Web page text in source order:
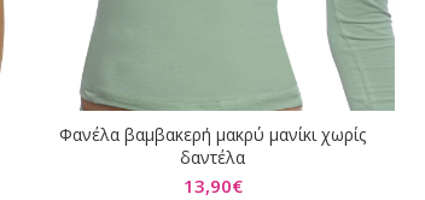
ΕΠΙΛΟΓΉ
Φανέλα βαμβακερή μακρύ μανίκι χωρίς
δαντέλα
13,90€